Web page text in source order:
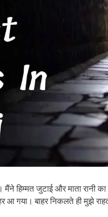
मैंने हिम्मत जुटाई और माता
आ गया। बाहर निकलते ही मुझे